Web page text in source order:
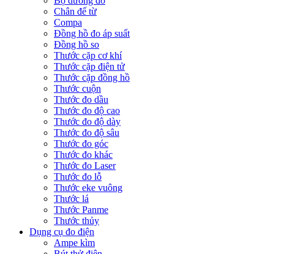
Chân đế từ
Compa
Đồng hồ đo áp suất
Đồng hồ so
Thước cặp cơ khí
Thước cặp điện tử
Thước cặp đồng hồ
Thước cuộn
Thước đo dầu
Thước đo độ cao
Thước đo độ dày
Thước đo độ sâu
Thước đo góc
Thước đo khác
Thước đo Laser
Thước đo lỗ
Thước eke vuông
Thước lá
Thước Panme
Thước thủy
Dụng cụ đo điện
Ampe kìm